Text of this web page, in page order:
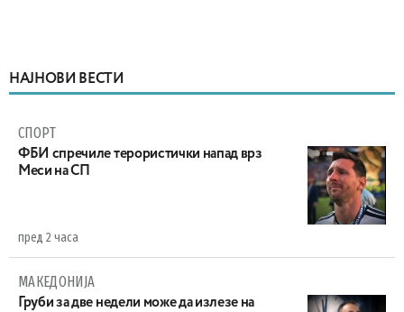
НАЈНОВИ ВЕСТИ
СПОРТ
ФБИ спречиле терористички напад врз
Меси на СП
пред 2 часа
МАКЕДОНИЈА
Груби за две недели може да излезе на